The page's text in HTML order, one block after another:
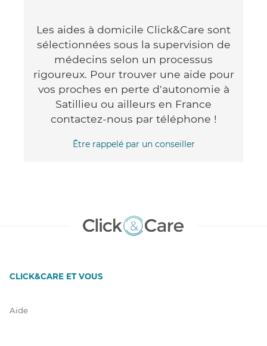
Les aides à domicile Click&Care sont
sélectionnées sous la supervision de
médecins selon un processus
rigoureux. Pour trouver une aide pour
vos proches en perte d'autonomie à
Satillieu ou ailleurs en France
contactez-nous par téléphone !
Être rappelé par un conseiller
CLICK&CARE ET VOUS
Aide